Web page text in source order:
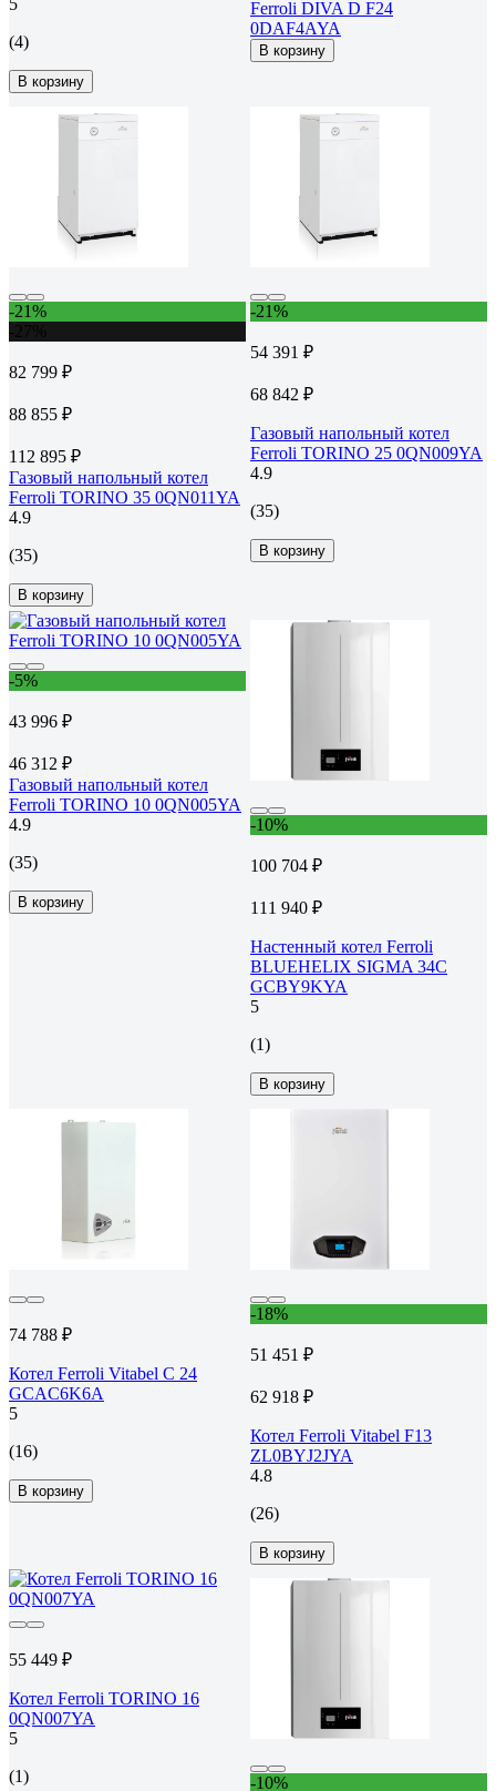
(4)
В корзину
Ferroli DIVA D F24
0DAF4AYA
В корзину
-21%
82 799 ₽
88 855 ₽
112 895 ₽
Газовый напольный котел
Ferroli TORINO 35 0QN011YA
4.9
(35)
В корзину
-21%
54 391 ₽
68 842 ₽
Газовый напольный котел
Ferroli TORINO 25 0QN009YA
4.9
(35)
В корзину
-5%
43 996 ₽
46 312 ₽
Газовый напольный котел
Ferroli TORINO 10 0QN005YA
4.9
(35)
В корзину
-10%
100 704 ₽
111 940 ₽
Настенный котел Ferroli
BLUEHELIX SIGMA 34C
GCBY9KYA
5
(1)
В корзину
74 788 ₽
Котел Ferroli Vitabel C 24
GCAC6K6A
5
(16)
В корзину
-18%
51 451 ₽
62 918 ₽
Котел Ferroli Vitabel F13
ZL0BYJ2JYA
4.8
(26)
В корзину
55 449 ₽
Котел Ferroli TORINO 16
0QN007YA
5
(1)
-10%